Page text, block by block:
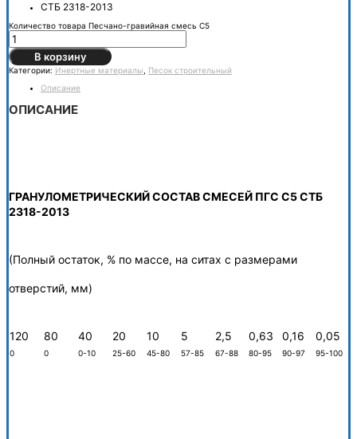
СТБ 2318-2013
Количество товара Песчано-гравийная смесь С5
В корзину
Категории: Инертные материалы
Песок строительный
Описание
ОПИСАНИЕ
ГРАНУЛОМЕТРИЧЕСКИЙ СОСТАВ СМЕСЕЙ ПГС С5 СТБ
2318-2013
(Полный остаток, % по массе, на ситах с размерами
отверстий, мм)
120 80 40 20 10 5 2,5 0,63 0,16 0,05
0 0 0-10 25-60 45-80 57-85 67-88 80-95 90-97 95-100